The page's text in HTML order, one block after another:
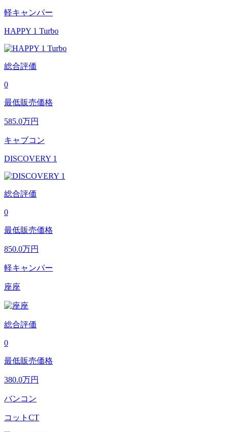
軽キャンパー
HAPPY 1 Turbo
総合評価
0
最低販売価格
585.0万円
キャブコン
DISCOVERY 1
総合評価
0
最低販売価格
850.0万円
軽キャンパー
座座
総合評価
0
最低販売価格
380.0万円
バンコン
コットCT